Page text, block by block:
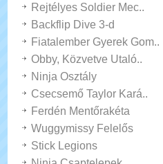
Rejtélyes Soldier Mec..
Backflip Dive 3-d
Fiatalember Gyerek Gom..
Obby, Közvetve Utaló..
Ninja Osztály
Csecsemő Taylor Kará..
Ferdén Mentőrakéta
Wuggymissy Felelős
Stick Legions